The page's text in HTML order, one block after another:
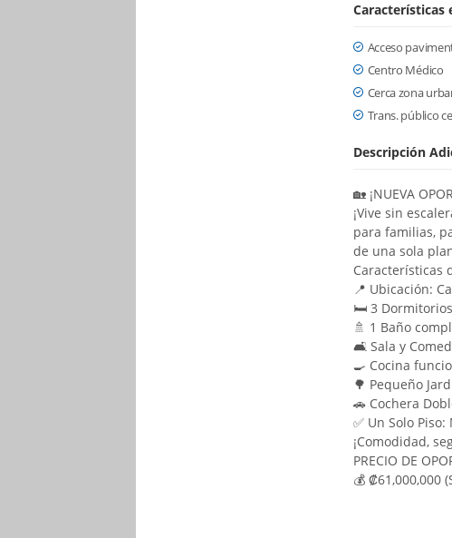
Características
Acceso
Centro Médico
Cerca zona
Trans. público
Descripción
🏡 ¡NUEVA
¡Vive sin
para familias,
de una sola
Características
📍 Ubicación:
🛏️ 3
🚿 1 Baño
🛋️ Sala y
🍳 Cocina
🌳 Pequeño
🚗 Cochera
✅ Un Solo
¡Comodidad,
PRECIO DE
💰 ₡61,000,000